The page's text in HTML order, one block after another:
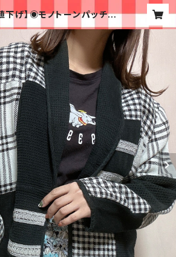
下げ】◉モノトーンパッチワ
ト丈 | 古着屋イチゴイチエ